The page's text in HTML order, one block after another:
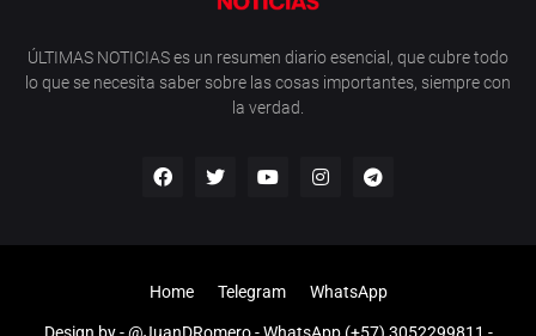
ÚLTIMAS NOTICIAS es un resumen diario esencial, que cubre todo
lo que se necesita saber sobre las cosas importantes, siempre con
la verdad.
Home Telegram WhatsApp